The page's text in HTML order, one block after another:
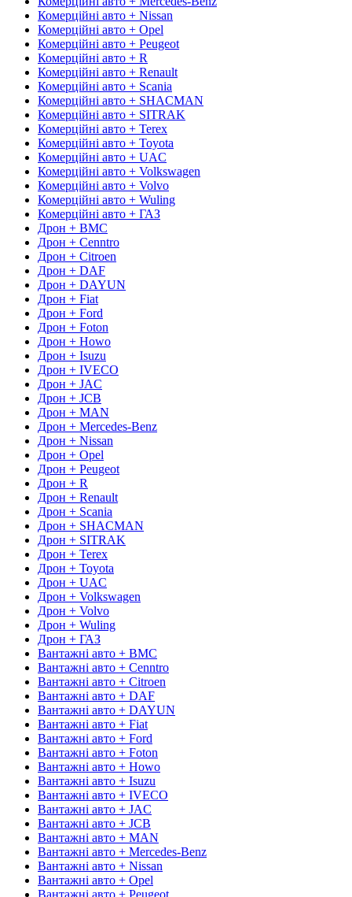
Комерційні авто + Nissan
Комерційні авто + Opel
Комерційні авто + Peugeot
Комерційні авто + R
Комерційні авто + Renault
Комерційні авто + Scania
Комерційні авто + SHACMAN
Комерційні авто + SITRAK
Комерційні авто + Terex
Комерційні авто + Toyota
Комерційні авто + UAC
Комерційні авто + Volkswagen
Комерційні авто + Volvo
Комерційні авто + Wuling
Комерційні авто + ГАЗ
Дрон + BMC
Дрон + Cenntro
Дрон + Citroen
Дрон + DAF
Дрон + DAYUN
Дрон + Fiat
Дрон + Ford
Дрон + Foton
Дрон + Howo
Дрон + Isuzu
Дрон + IVECO
Дрон + JAC
Дрон + JCB
Дрон + MAN
Дрон + Mercedes-Benz
Дрон + Nissan
Дрон + Opel
Дрон + Peugeot
Дрон + R
Дрон + Renault
Дрон + Scania
Дрон + SHACMAN
Дрон + SITRAK
Дрон + Terex
Дрон + Toyota
Дрон + UAC
Дрон + Volkswagen
Дрон + Volvo
Дрон + Wuling
Дрон + ГАЗ
Вантажні авто + BMC
Вантажні авто + Cenntro
Вантажні авто + Citroen
Вантажні авто + DAF
Вантажні авто + DAYUN
Вантажні авто + Fiat
Вантажні авто + Ford
Вантажні авто + Foton
Вантажні авто + Howo
Вантажні авто + Isuzu
Вантажні авто + IVECO
Вантажні авто + JAC
Вантажні авто + JCB
Вантажні авто + MAN
Вантажні авто + Mercedes-Benz
Вантажні авто + Nissan
Вантажні авто + Opel
Вантажні авто + Peugeot